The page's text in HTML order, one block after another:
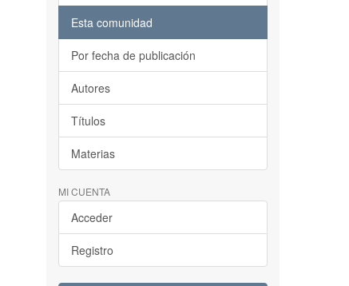
Esta comunidad
Por fecha de publicación
Autores
Títulos
Materias
MI CUENTA
Acceder
Registro